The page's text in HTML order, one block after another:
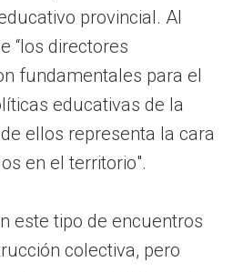
provincial. Al
“los directores
fundamentales para el
educativas de la
ellos representa la cara
en el territorio".
este tipo de encuentros
colectiva, pero